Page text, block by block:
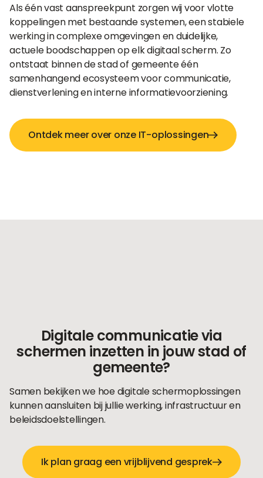
Als één vast aanspreekpunt zorgen wij voor vlotte
koppelingen met bestaande systemen, een stabiele
werking in complexe omgevingen en duidelijke,
actuele boodschappen op elk digitaal scherm. Zo
ontstaat binnen de stad of gemeente één
samenhangend ecosysteem voor communicatie,
dienstverlening en interne informatievoorziening.
Ontdek meer over onze IT-oplossingen
Digitale communicatie via
schermen inzetten in jouw stad of
gemeente?
Samen bekijken we hoe digitale schermoplossingen
kunnen aansluiten bij jullie werking, infrastructuur en
beleidsdoelstellingen.
Ik plan graag een vrijblijvend gesprek